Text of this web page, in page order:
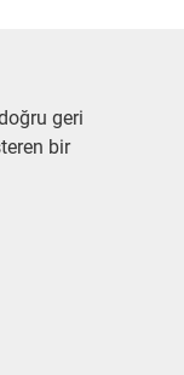
geri
bir